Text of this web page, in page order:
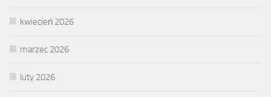
kwiecień 2026
marzec 2026
luty 2026